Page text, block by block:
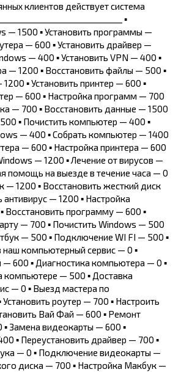
клиентов действует система
▪
— 1500 ▪ Установить программы —
— 600 ▪ Установить драйвер —
— 400 ▪ Установить VPN — 400 ▪
— 1200 ▪ Восстановить файлы — 500 ▪
▪ Установить принтер — 600 ▪
— 600 ▪ Настройка программ — 700
— 700 ▪ Восстановить данные — 1500
▪ Почистить компьютер — 400 ▪
— 400 ▪ Собрать компьютер — 1400
— 600 ▪ Настройка принтера — 600
— 1200 ▪ Лечение от вирусов —
помощь на выезде в течение часа — 0
— 1200 ▪ Восстановить жесткий диск
антивирус — 1200 ▪ Настройка
Восстановить программу — 600 ▪
— 700 ▪ Почистить Windows — 500
— 500 ▪ Подключение WI FI — 500 ▪
наш компьютерный сервис — 0 ▪
600 ▪ Диагностика компьютера — 0 ▪
компьютере — 500 ▪ Доставка
— 0 ▪ Выезд мастера по
роутер — 700 ▪ Настроить
Вай Фай — 600 ▪ Ремонт
Замена видеокарты — 600 ▪
▪ Переустановить драйвер — 700 ▪
— 0 ▪ Подключение видеокарты —
диска — 700 ▪ Настройка Макбук —